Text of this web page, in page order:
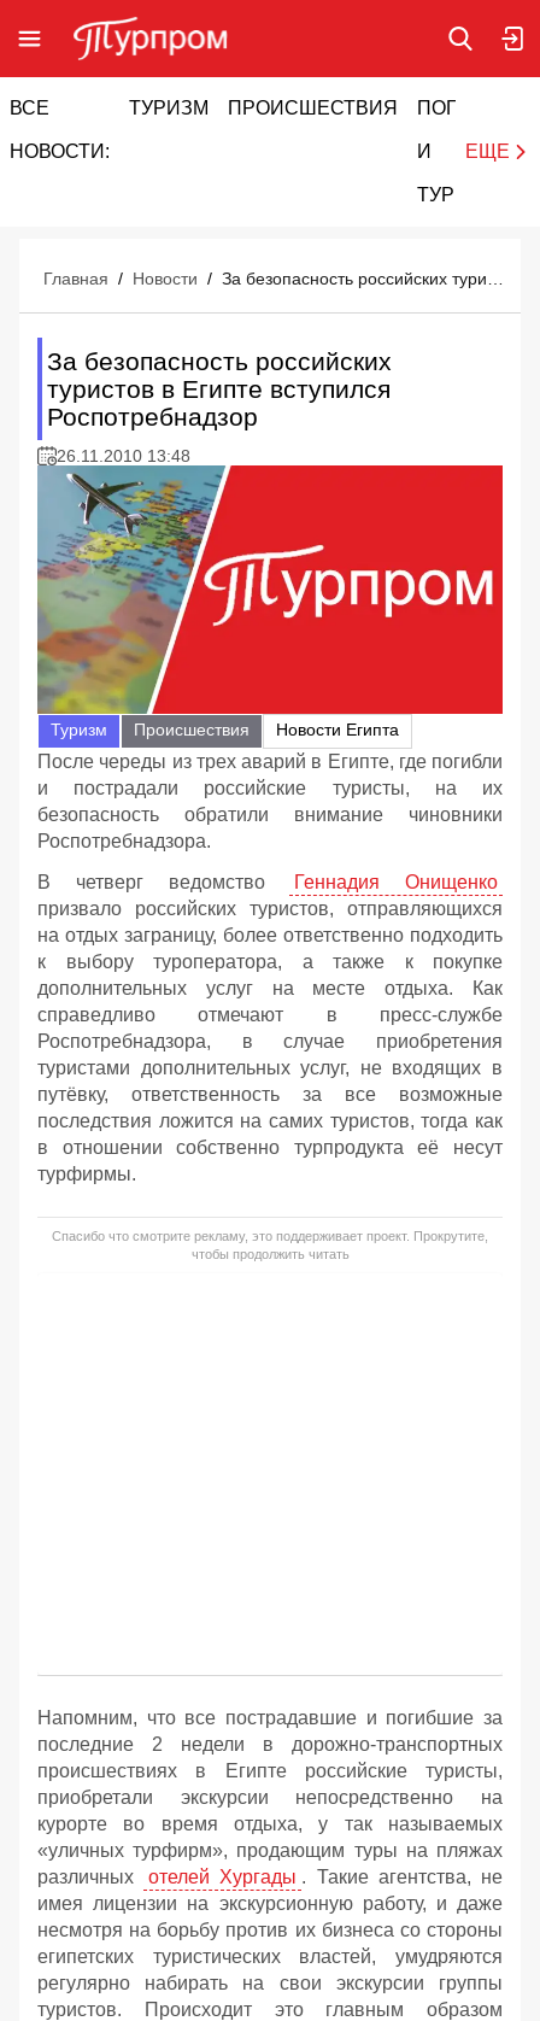
ВСЕ
НОВОСТИ:
ТУРИЗМ ПРОИСШЕСТВИЯ ПОГОДА
И
ТУРИЗМ
ЕЩЕ
Главная / Новости /
За безопасность российских
туристов в Египте вступился
Роспотребнадзор
26.11.2010 13:48
Туризм Происшествия Новости Египта
После череды из трех аварий в Египте, где погибли
и пострадали российские туристы, на их
безопасность обратили внимание чиновники
Роспотребнадзора.
В четверг ведомство
Геннадия Онищенко
призвало российских туристов, отправляющихся
на отдых заграницу, более ответственно подходить
к выбору туроператора, а также к покупке
дополнительных услуг на месте отдыха. Как
справедливо отмечают в пресс-службе
Роспотребнадзора, в случае приобретения
туристами дополнительных услуг, не входящих в
путёвку, ответственность за все возможные
последствия ложится на самих туристов, тогда как
в отношении собственно турпродукта её несут
турфирмы.
Спасибо что смотрите рекламу, это поддерживает проект. Прокрутите,
чтобы продолжить читать
Напомним, что все пострадавшие и погибшие за
последние 2 недели в дорожно-транспортных
происшествиях в Египте российские туристы,
приобретали экскурсии непосредственно на
курорте во время отдыха, у так называемых
«уличных турфирм», продающим туры на пляжах
различных
отелей Хургады . Такие агентства, не
имея лицензии на экскурсионную работу, и даже
несмотря на борьбу против их бизнеса со стороны
египетских туристических властей, умудряются
регулярно набирать на свои экскурсии группы
туристов. Происходит это главным образом